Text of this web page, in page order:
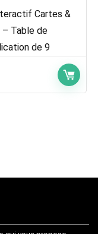
Cartes &
– Table de
de 9